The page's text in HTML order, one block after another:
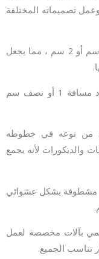
وعمل تصميماته المختلفة
مفرز بعمقه المتقاطع 1 سم أو 2 سم ، مما يجعل
كما يتميز الحجر الهاشمي المشطوف بوجود مسافة 1 أو نصف سم
من نوعه في خطوطه
والديكورات لأنه يجمع
مشطوفة بشكل عشوائي
بآلات مخصصة لعمل
تناسب الجميع.